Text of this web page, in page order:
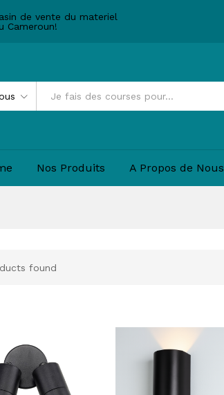
de vente du materiel
Cameroun!
Nos Produits A Propos de Nous
found